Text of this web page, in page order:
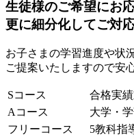
生徒様のご希望にお
更に細分化してご対
お子さまの学習進度や状
ご提案いたしますので安
Sコース
合格実
Aコース
大学・
フリーコース
5教科指